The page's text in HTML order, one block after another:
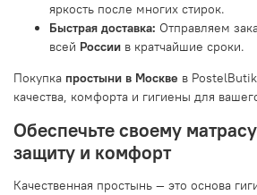
яркость после многих стирок.
Быстрая доставка: Отправляем
всей России в кратчайшие сроки.
Покупка простыни в Москве в
качества, комфорта и гигиены для
Обеспечьте своему
защиту и комфорт
Качественная простынь — это основа